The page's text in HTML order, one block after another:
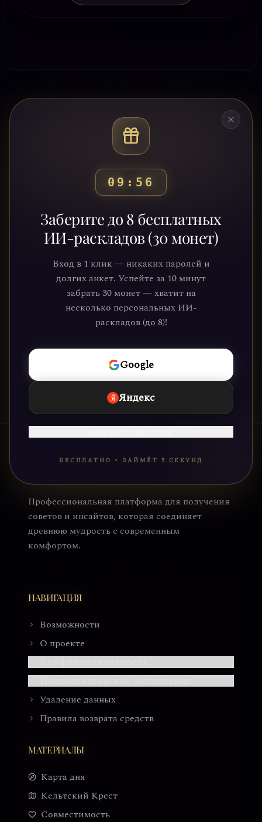
09:53
Заберите до 8 бесплатных
ИИ-раскладов (30 монет)
Вход в 1 клик — никаких паролей и
долгих анкет. Успейте за 10 минут
забрать 30 монет — хватит на
несколько персональных ИИ-
раскладов (до 8)!
Google
Яндекс
БЕСПЛАТНО • ЗАЙМЁТ 5 СЕКУНД
Готовы узнать свой
путь?
Присоединяйтесь к тысячам людей,
которые обрели ясность и понимание
через нашу платформу. Ваше
путешествие к себе уже ждёт.
НАЧАТЬ
Профессиональная платформа для получения
советов и инсайтов, которая соединяет
древнюю мудрость с современным
комфортом.
НАВИГАЦИЯ
Возможности
О проекте
Удаление данных
Правила возврата средств
МАТЕРИАЛЫ
Карта дня
Кельтский Крест
Совместимость